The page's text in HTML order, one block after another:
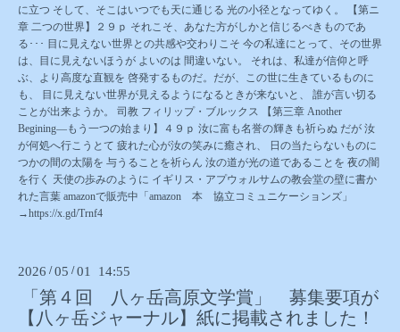
に立つ そして、そこはいつでも天に通じる 光の小径となってゆく。 【第ニ
章 二つの世界】２９ｐ それこそ、あなた方がしかと信じるべきものであ
る･･･ 目に見えない世界との共感や交わりこそ 今の私達にとって、その世界
は、目に見えないほうが よいのは 間違いない。 それは、私達が信仰と呼
ぶ、より高度な直観を 啓発するものだ。だが、この世に生きているものに
も、 目に見えない世界が見えるようになるときが来ないと、 誰が言い切る
ことが出来ようか。 司教 フィリップ・ブルックス 【第三章 Another
Begining―もう一つの始まり】４９ｐ 汝に富も名誉の輝きも祈らぬ だが 汝
が何処へ行こうとて 疲れた心が汝の笑みに癒され、 日の当たらないものに
つかの間の太陽を 与うることを祈らん 汝の道が光の道であることを 夜の闇
を行く 天使の歩みのように イギリス・アプウォルサムの教会堂の壁に書か
れた言葉 amazonで販売中「amazon 本 協立コミュニケーションズ」
→https://x.gd/Trnf4
2026 /05 /01 14:55
「第４回 八ヶ岳高原文学賞」 募集要項が
【八ヶ岳ジャーナル】紙に掲載されました！